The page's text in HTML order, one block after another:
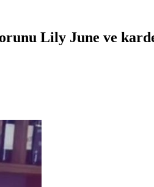
Lily June ve